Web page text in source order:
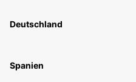
Deutschland
Spanien